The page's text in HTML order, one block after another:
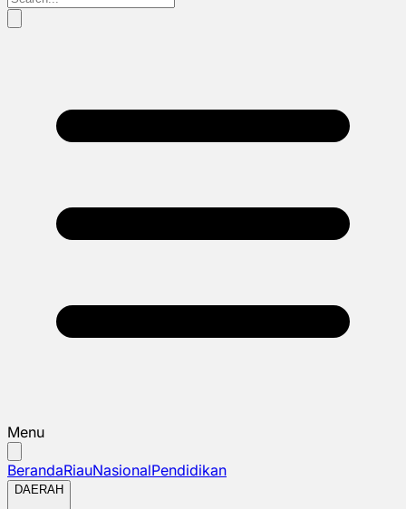
Menu
BerandaRiauNasionalPendidikan
DAERAH